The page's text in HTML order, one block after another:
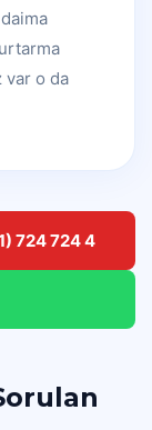
var o da
724 724 4